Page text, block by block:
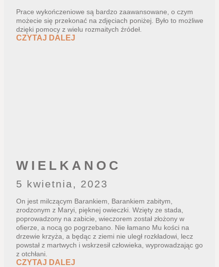
Prace wykończeniowe są bardzo zaawansowane, o czym
możecie się przekonać na zdjęciach poniżej. Było to możliwe
dzięki pomocy z wielu rozmaitych źródeł.
CZYTAJ DALEJ
WIELKANOC
5 kwietnia, 2023
On jest milczącym Barankiem, Barankiem zabitym,
zrodzonym z Maryi, pięknej owieczki. Wzięty ze stada,
poprowadzony na zabicie, wieczorem został złożony w
ofierze, a nocą go pogrzebano. Nie łamano Mu kości na
drzewie krzyża, a będąc z ziemi nie uległ rozkładowi, lecz
powstał z martwych i wskrzesił człowieka, wyprowadzając go
z otchłani.
CZYTAJ DALEJ